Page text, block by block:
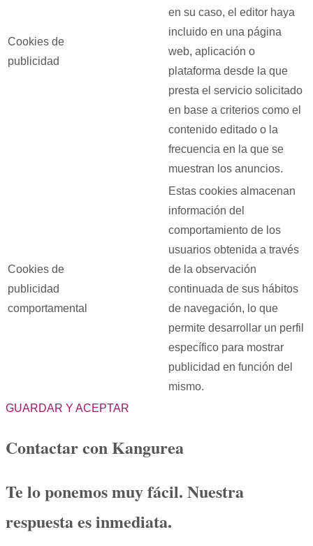
Cookies de
publicidad
en su caso, el editor haya
incluido en una página
web, aplicación o
plataforma desde la que
presta el servicio solicitado
en base a criterios como el
contenido editado o la
frecuencia en la que se
muestran los anuncios.
Cookies de
publicidad
comportamental
Estas cookies almacenan
información del
comportamiento de los
usuarios obtenida a través
de la observación
continuada de sus hábitos
de navegación, lo que
permite desarrollar un perfil
específico para mostrar
publicidad en función del
mismo.
GUARDAR Y ACEPTAR
Contactar con Kangurea
Te lo ponemos muy fácil. Nuestra
respuesta es inmediata.